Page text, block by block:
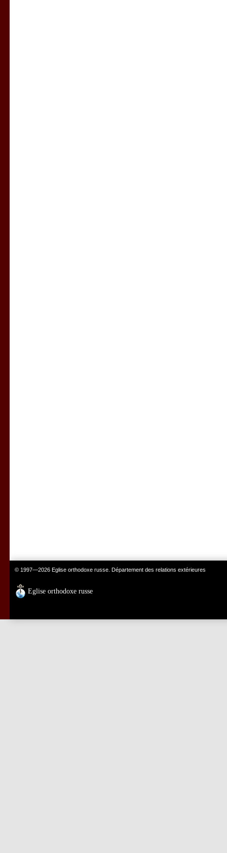
© 1997—2026 Eglise orthodoxe russe. Département des relations extérieures
Eglise orthodoxe russe